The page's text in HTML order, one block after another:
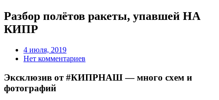
Разбор полётов ракеты, упавшей НА
КИПР
4 июля, 2019
Нет комментариев
Эксклюзив от #КИПРНАШ — много схем и
фотографий